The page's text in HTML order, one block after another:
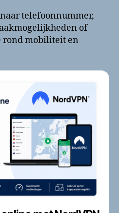
telefoonnummer,
of
mobiliteit en